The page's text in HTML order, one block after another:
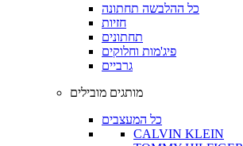
כל ההלבשה תחתונה
חזיות
תחתונים
פיג'מות וחלוקים
גרביים
מותגים מובילים
כל המעצבים
CALVIN KLEIN